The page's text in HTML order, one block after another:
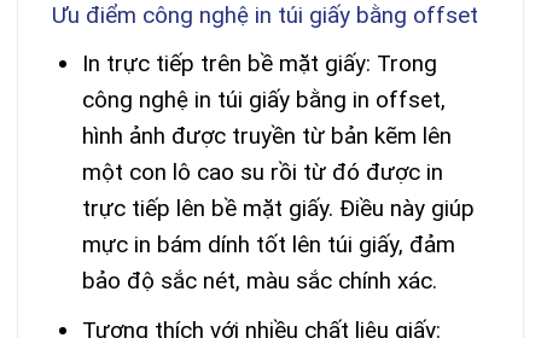
Ưu điểm công nghệ in túi giấy bằng offset
In trực tiếp trên bề mặt giấy: Trong
công nghệ in túi giấy bằng in offset,
hình ảnh được truyền từ bản kẽm lên
một con lô cao su rồi từ đó được in
trực tiếp lên bề mặt giấy. Điều này giúp
mực in bám dính tốt lên túi giấy, đảm
bảo độ sắc nét, màu sắc chính xác.
Tương thích với nhiều chất liệu giấy: